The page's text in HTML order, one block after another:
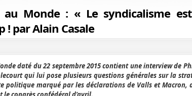
Monde : « Le syndicalisme
! par Alain Casale
daté du 22 septembre 2015 contient une interview de
qui lui pose plusieurs questions générales sur la
politique marqué par les déclarations de Valls et Macron,